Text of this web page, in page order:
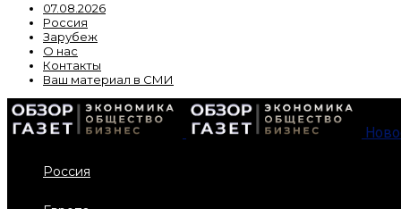
07.08.2026
Россия
Зарубеж
О нас
Контакты
Ваш материал в СМИ
Россия